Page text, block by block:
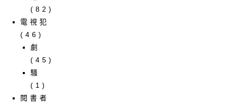
(82)
電視犯
(46)
劇
(45)
騷
(1)
閱書者